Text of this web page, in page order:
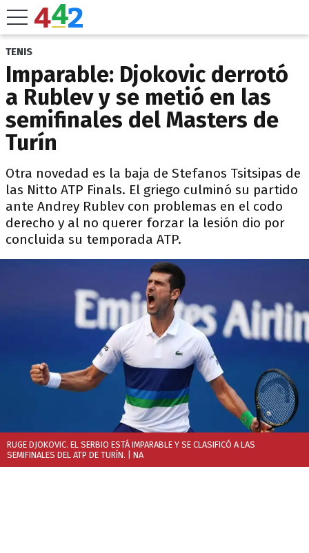
TENIS
Imparable: Djokovic derrotó
a Rublev y se metió en las
semifinales del Masters de
Turín
Otra novedad es la baja de Stefanos Tsitsipas de
las Nitto ATP Finals. El griego culminó su partido
ante Andrey Rublev con problemas en el codo
derecho y al no querer forzar la lesión dio por
concluida su temporada ATP.
RUGE DJOKOVIC. EL SERBIO ESTÁ IMPARABLE Y SE CLASIFICÓ A LAS
SEMIFINALES DEL ATP DE TURÍN. | NA